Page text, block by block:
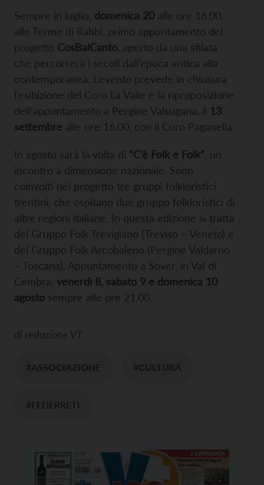
Sempre in luglio, domenica 20 alle ore 16.00,
alle Terme di Rabbi, primo appuntamento del
progetto CosBalCanto , aperto da una sfilata
che percorrerà i secoli dall’epoca antica alla
contemporanea. L’evento prevede in chiusura
l’esibizione del Coro La Valle e la riproposizione
dell’appuntamento a Pergine Valsugana, il 13
settembre alle ore 16.00, con il Coro Paganella.
In agosto sarà la volta di “C’è Folk e Folk” , un
incontro a dimensione nazionale. Sono
coinvolti nel progetto tre gruppi folkloristici
trentini, che ospitano due gruppo folkloristici di
altre regioni italiane. In questa edizione si tratta
del Gruppo Folk Trevigiano (Treviso – Veneto) e
del Gruppo Folk Arcobaleno (Pergine Valdarno
– Toscana). Appuntamento a Sover, in Val di
Cembra, venerdì 8, sabato 9 e domenica 10
agosto sempre alle ore 21.00.
di redazione VT
#ASSOCIAZIONE #CULTURA
#FEDERRETI